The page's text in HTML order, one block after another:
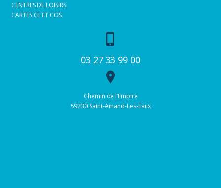
CENTRES DE LOISIRS
CARTES CE ET COS
phone_iphone
03 27 33 99 00
place
Chemin de l’Empire
59230 Saint-Amand-Les-Eaux